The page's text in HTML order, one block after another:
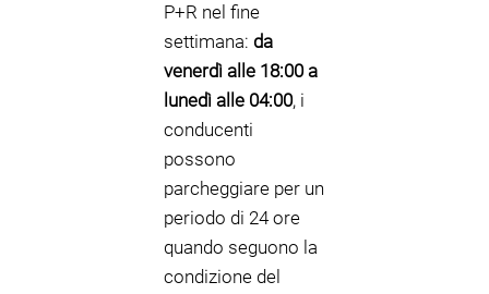
P+R nel fine
settimana: da
venerdì alle 18:00 a
lunedì alle 04:00, i
conducenti
possono
parcheggiare per un
periodo di 24 ore
quando seguono la
condizione del